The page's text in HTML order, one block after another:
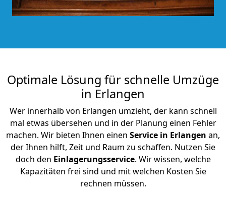
Optimale Lösung für schnelle Umzüge
in Erlangen
Wer innerhalb von Erlangen umzieht, der kann schnell
mal etwas übersehen und in der Planung einen Fehler
machen. Wir bieten Ihnen einen Service in Erlangen an,
der Ihnen hilft, Zeit und Raum zu schaffen. Nutzen Sie
doch den Einlagerungsservice. Wir wissen, welche
Kapazitäten frei sind und mit welchen Kosten Sie
rechnen müssen.